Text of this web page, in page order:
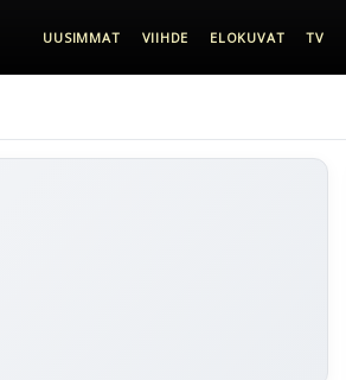
UUSIMMAT VIIHDE ELOKUVAT TV